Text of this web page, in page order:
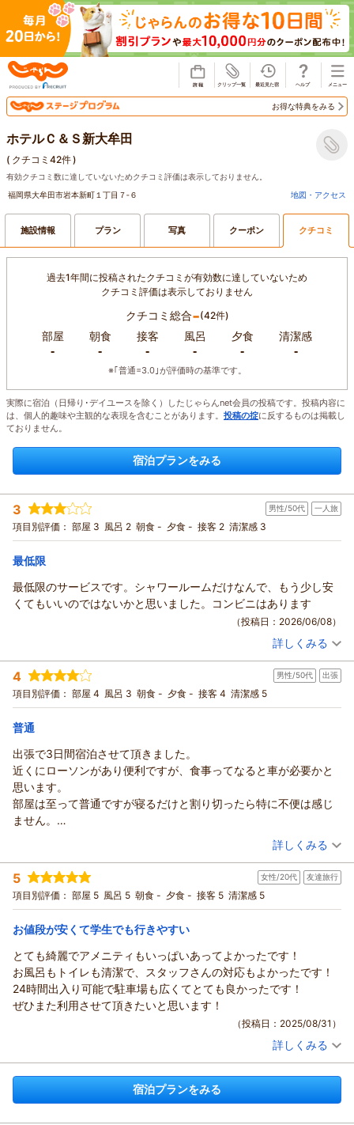
お得な特典をみる
ホテルＣ＆Ｓ新大牟田
( クチコミ42件)
有効クチコミ数に達していないためクチコミ評価は表示しておりません。
福岡県大牟田市岩本新町１丁目７‐６
地図・アクセス
施設情報 プラン 写真 クーポン クチコミ
過去1年間に投稿されたクチコミが有効数に達していないため
クチコミ評価は表示しておりません
クチコミ総合-(42件)
部屋
-
朝食
-
接客
-
風呂
-
夕食
-
清潔感
-
※｢普通=3.0｣が評価時の基準です。
実際に宿泊（日帰り･デイユースを除く）したじゃらんnet会員の投稿です。投稿内容に
は、個人的趣味や主観的な表現を含むことがあります。 投稿の掟に反するものは掲載し
ておりません。
宿泊プランをみる
3 男性/50代 一人旅
項目別評価： 部屋 3 風呂 2 朝食 - 夕食 - 接客 2 清潔感 3
最低限
最低限のサービスです。シャワールームだけなんで、もう少し安
くてもいいのではないかと思いました。コンビニはあります
（投稿日：2026/06/08）
投稿者： 平野さん(男性/50代)
宿泊プラン： スタンダードプラン
宿泊価格帯： 6,001～7,000円(大人一人あたり/税込)
詳しくみる
4 男性/50代 出張
項目別評価： 部屋 4 風呂 3 朝食 - 夕食 - 接客 4 清潔感 5
普通
出張で3日間宿泊させて頂きました。
近くにローソンがあり便利ですが、食事ってなると車が必要かと
思います。
部屋は至って普通ですが寝るだけと割り切ったら特に不便は感じ
ません。
ただシャワーのみの為、季節によってはバスタブが恋しくなるか
コンセントも数が多く、USBコンセントもあります。
機会がありましたら又利用させて頂きます。
ありがとうございました。
（投稿日：2026/05/28）
宿泊時期： 2026年05月宿泊 (出張)
投稿者： リョウタさん
宿泊プラン： スタンダードプラン シングル 食事なし
宿泊価格帯： 6,001～7,000円(大人一人あたり/税込)
詳しくみる
5 女性/20代 友達旅行
項目別評価： 部屋 5 風呂 5 朝食 - 夕食 - 接客 5 清潔感 5
お値段が安くて学生でも行きやすい
とても綺麗でアメニティもいっぱいあってよかったです！
お風呂もトイレも清潔で、スタッフさんの対応もよかったです！
24時間出入り可能で駐車場も広くてとても良かったです！
ぜひまた利用させて頂きたいと思います！
（投稿日：2025/08/31）
投稿者： なっちゃんさん(女性/20代)
宿泊プラン： スタンダードプラン トリプル 食事なし
4,001～5,000円(大人一人あたり/税込)
詳しくみる
宿泊プランをみる